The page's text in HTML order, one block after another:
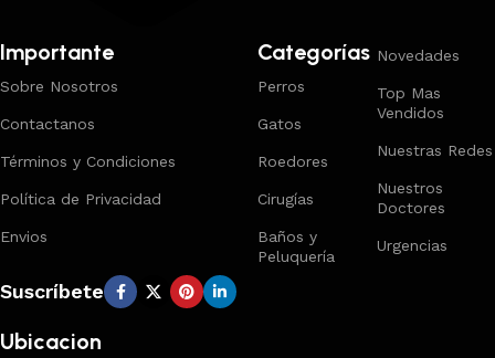
Importante
Sobre Nosotros
Contactanos
Términos y Condiciones
Política de Privacidad
Envios
Categorías
Perros
Gatos
Roedores
Cirugías
Baños y
Peluquería
Novedades
Top Mas
Vendidos
Nuestras Redes
Nuestros
Doctores
Urgencias
Suscríbete
Ubicacion